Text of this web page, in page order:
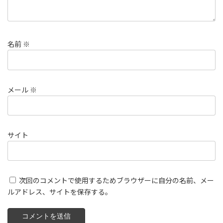
名前 ※
メール ※
サイト
次回のコメントで使用するためブラウザーに自分の名前、メー
ルアドレス、サイトを保存する。